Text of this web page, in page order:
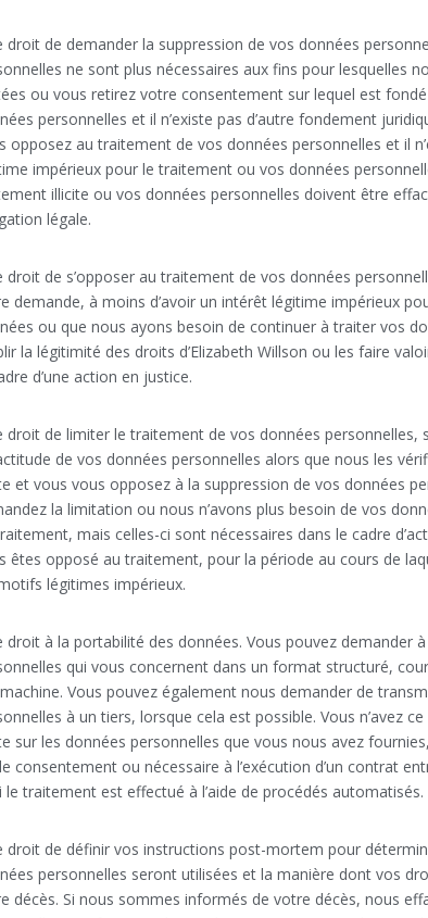
droit de demander la suppression de vos données
ne sont plus nécessaires aux fins pour lesquelles
ou vous retirez votre consentement sur lequel est
personnelles et il n’existe pas d’autre fondement
opposez au traitement de vos données personnelles et il
impérieux pour le traitement ou vos données
illicite ou vos données personnelles doivent être
légale.
droit de s’opposer au traitement de vos données
demande, à moins d’avoir un intérêt légitime impérieux
ou que nous ayons besoin de continuer à traiter vos
la légitimité des droits d’Elizabeth Willson ou les faire
d’une action en justice.
droit de limiter le traitement de vos données personnelles,
de vos données personnelles alors que nous les
et vous vous opposez à la suppression de vos données
la limitation ou nous n’avons plus besoin de vos
mais celles-ci sont nécessaires dans le cadre
êtes opposé au traitement, pour la période au cours de
légitimes impérieux.
droit à la portabilité des données. Vous pouvez demander
qui vous concernent dans un format structuré,
Vous pouvez également nous demander de
à un tiers, lorsque cela est possible. Vous n’avez
sur les données personnelles que vous nous avez
consentement ou nécessaire à l’exécution d’un contrat
le traitement est effectué à l’aide de procédés automatisés.
droit de définir vos instructions post-mortem pour
personnelles seront utilisées et la manière dont vos
décès. Si nous sommes informés de votre décès, nous